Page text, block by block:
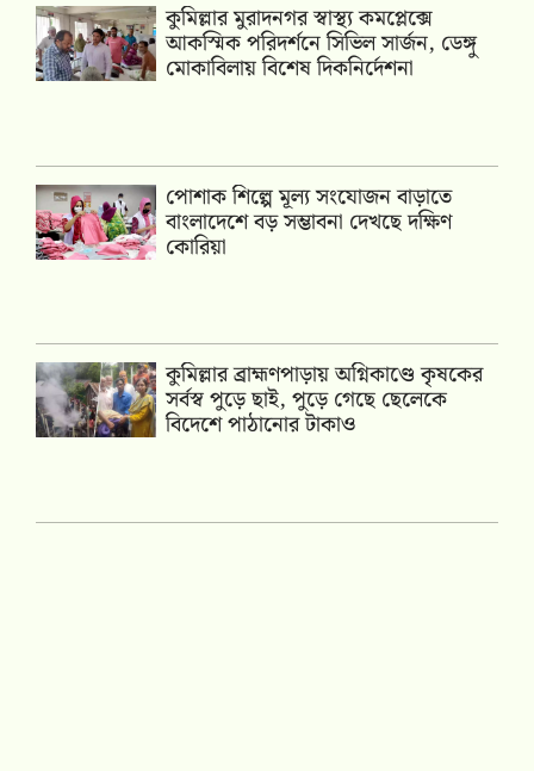
কুমিল্লার মুরাদনগর স্বাস্থ্য কমপ্লেক্সে
আকস্মিক পরিদর্শনে সিভিল সার্জন, ডেঙ্গু
মোকাবিলায় বিশেষ দিকনির্দেশনা
পোশাক শিল্পে মূল্য সংযোজন বাড়াতে
বাংলাদেশে বড় সম্ভাবনা দেখছে দক্ষিণ
কোরিয়া
কুমিল্লার ব্রাহ্মণপাড়ায় অগ্নিকাণ্ডে কৃষকের
সর্বস্ব পুড়ে ছাই, পুড়ে গেছে ছেলেকে
বিদেশে পাঠানোর টাকাও